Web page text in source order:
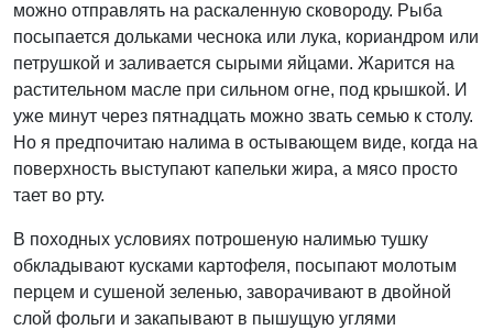
можно отправлять на раскаленную сковороду. Рыба
посыпается дольками чеснока или лука, кориандром или
петрушкой и заливается сырыми яйцами. Жарится на
растительном масле при сильном огне, под крышкой. И
уже минут через пятнадцать можно звать семью к столу.
Но я предпочитаю налима в остывающем виде, когда на
поверхность выступают капельки жира, а мясо просто
тает во рту.
В походных условиях потрошеную налимью тушку
обкладывают кусками картофеля, посыпают молотым
перцем и сушеной зеленью, заворачивают в двойной
слой фольги и закапывают в пышущую углями